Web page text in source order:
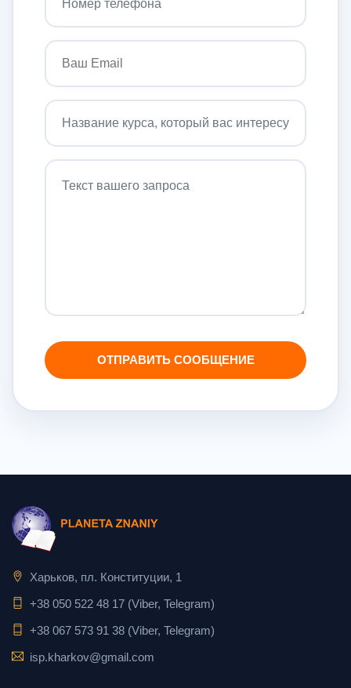
ОТПРАВИТЬ СООБЩЕНИЕ
Харьков, пл. Конституции, 1
+38 050 522 48 17 (Viber, Telegram)
+38 067 573 91 38 (Viber, Telegram)
isp.kharkov@gmail.com